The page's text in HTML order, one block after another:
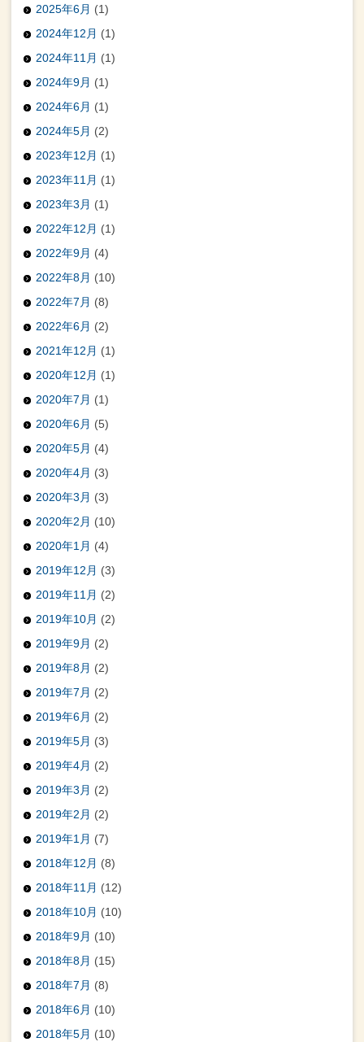
2025年6月 (1)
2024年12月 (1)
2024年11月 (1)
2024年9月 (1)
2024年6月 (1)
2024年5月 (2)
2023年12月 (1)
2023年11月 (1)
2023年3月 (1)
2022年12月 (1)
2022年9月 (4)
2022年8月 (10)
2022年7月 (8)
2022年6月 (2)
2021年12月 (1)
2020年12月 (1)
2020年7月 (1)
2020年6月 (5)
2020年5月 (4)
2020年4月 (3)
2020年3月 (3)
2020年2月 (10)
2020年1月 (4)
2019年12月 (3)
2019年11月 (2)
2019年10月 (2)
2019年9月 (2)
2019年8月 (2)
2019年7月 (2)
2019年6月 (2)
2019年5月 (3)
2019年4月 (2)
2019年3月 (2)
2019年2月 (2)
2019年1月 (7)
2018年12月 (8)
2018年11月 (12)
2018年10月 (10)
2018年9月 (10)
2018年8月 (15)
2018年7月 (8)
2018年6月 (10)
2018年5月 (10)